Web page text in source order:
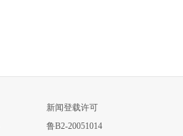
新闻登载许可
鲁B2-20051014